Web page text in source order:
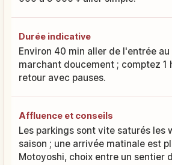
Durée indicative
Environ 40 min aller de l'entrée
marchant doucement ; comptez 1
retour avec pauses.
Affluence et conseils
Les parkings sont vite saturés les
saison ; une arrivée matinale est
Motoyoshi, choix entre un sentier